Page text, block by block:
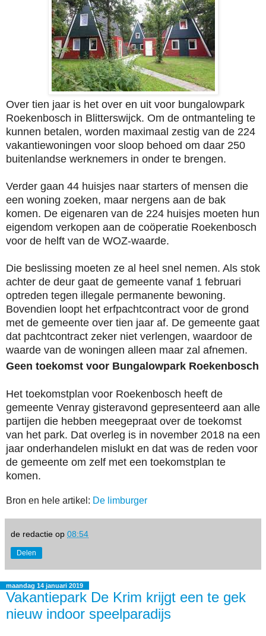
Over tien jaar is het over en uit voor bungalowpark
Roekenbosch in Blitterswijck. Om de ontmanteling te
kunnen betalen, worden maximaal zestig van de 224
vakantiewoningen voor sloop behoed om daar 250
buitenlandse werknemers in onder te brengen.
Verder gaan 44 huisjes naar starters of mensen die
een woning zoeken, maar nergens aan de bak
komen. De eigenaren van de 224 huisjes moeten hun
eigendom verkopen aan de coöperatie Roekenbosch
voor de helft van de WOZ-waarde.
Die beslissing moeten ze al heel snel nemen. Als stok
achter de deur gaat de gemeente vanaf 1 februari
optreden tegen illegale permanente bewoning.
Bovendien loopt het erfpachtcontract voor de grond
met de gemeente over tien jaar af. De ­gemeente gaat
dat pachtcontract zeker niet verlengen, waardoor de
waarde van de woningen alleen maar zal afnemen.
Geen toekomst voor Bungalowpark Roekenbosch
Het toekomstplan voor Roekenbosch heeft de
gemeente Venray gisteravond gepresenteerd aan alle
partijen die hebben meegepraat over de toekomst
van het park. Dat overleg is in november 2018 na een
jaar onderhandelen mislukt en dat was de reden voor
de gemeente om zelf met een toekomstplan te
komen.
Bron en hele artikel: De limburger
de redactie op 08:54
Delen
maandag 14 januari 2019
Vakantiepark De Krim krijgt een te gek
nieuw indoor speelparadijs